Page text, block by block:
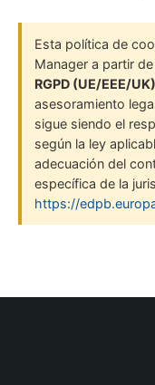
Esta política de
Manager a partir
RGPD (UE/EEE/UK)
asesoramiento
sigue siendo el
según la ley
adecuación del
específica de la
https://